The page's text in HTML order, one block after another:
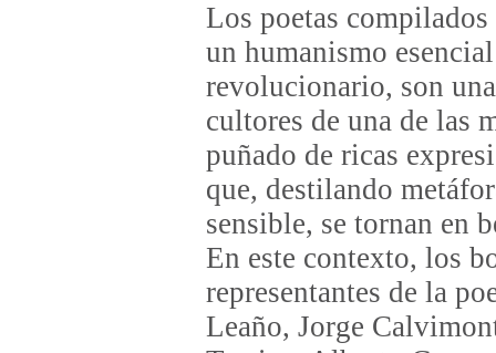
Los poetas
un humanismo
revolucionario, son
cultores de una de las
puñado de ricas
que, destilando
sensible, se tornan en
En este contexto, los
representantes de la
Leaño, Jorge